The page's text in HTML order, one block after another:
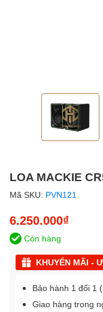
LOA MACKIE
Mã SKU: PVN121
6.250.000₫
Còn hàng
KHUYẾN MÃI -
Bảo hành 1 đổi 1
Giao hàng trong